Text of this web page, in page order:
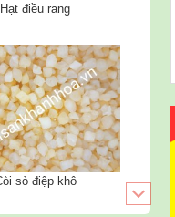
Còi sò điệp khô
Khô cá trích